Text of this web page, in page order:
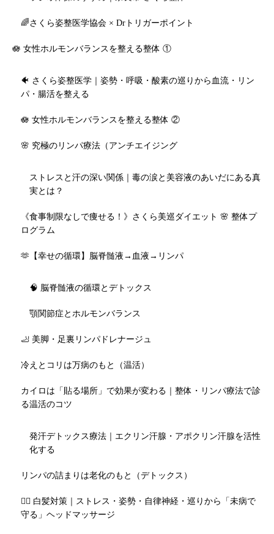
🌈さくら姿整医学協会 × Drトリガーポイント
🪷 女性ホルモンバランスを整える整体 ①
🐠 さくら姿整医学｜姿勢・呼吸・酸素の巡りから血流・リン
パ・腸活を整える
🪷 女性ホルモンバランスを整える整体 ②
🌸 究極のリンパ療法（アンチエイジング
ストレスと汗の深い関係｜毒の涙と美容液のあいだにある真
実とは？
《食事制限なしで痩せる！》さくら美巡ダイエット 🌸 整体プ
ログラム
🫶【幸せの循環】脳脊髄液→血液→リンパ
🧠 脳脊髄液の循環とデトックス
顎関節症とホルモンバランス
🦶 美脚・足裏リンパドレナージュ
冷えとコリは万病のもと（温活）
カイロは「貼る場所」で効果が変わる｜整体・リンパ療法で診
る温活のコツ
発汗デトックス療法｜エクリン汗腺・アポクリン汗腺を活性
化する
リンパの詰まりは老化のもと（デトックス）
💇‍♀️ 白髪対策｜ストレス・姿勢・自律神経・巡りから「未病で
守る」ヘッドマッサージ